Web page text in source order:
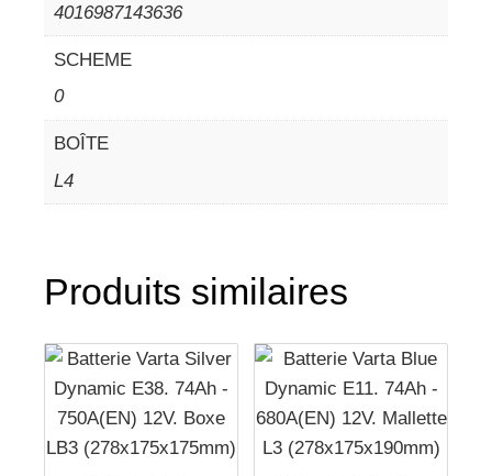
4016987143636
SCHEME
0
BOÎTE
L4
Produits similaires